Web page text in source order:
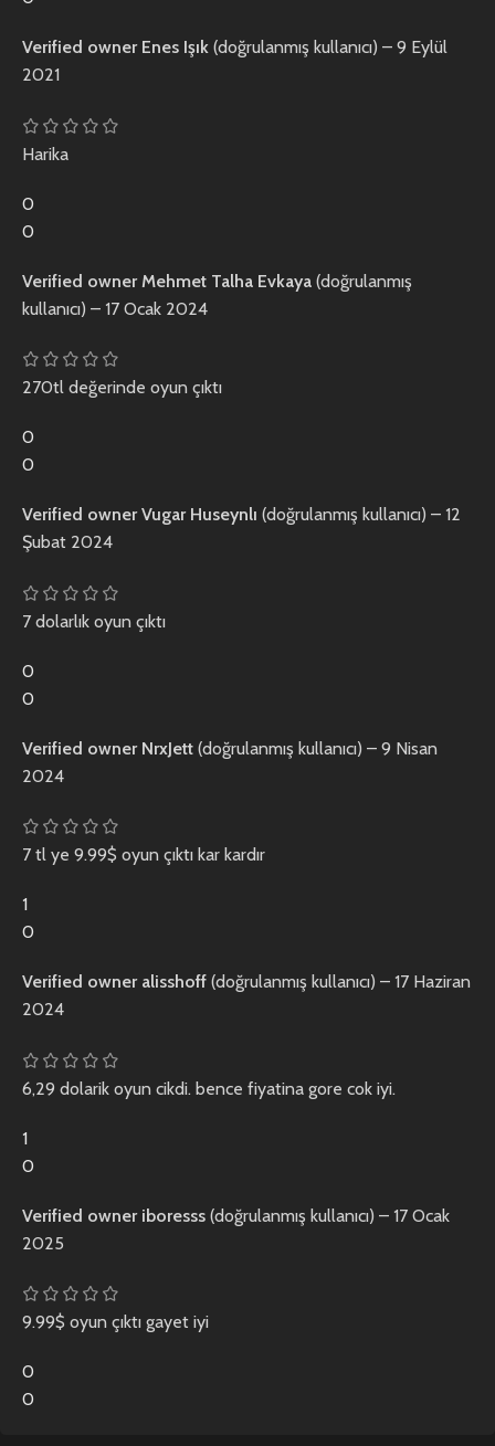
Verified owner Enes Işık (doğrulanmış kullanıcı) – 9 Eylül
2021
Harika
0
0
Verified owner Mehmet Talha Evkaya (doğrulanmış
kullanıcı) – 17 Ocak 2024
270tl değerinde oyun çıktı
0
0
Verified ownerVugar Huseynlı (doğrulanmış kullanıcı) – 12
Şubat 2024
7 dolarlık oyun çıktı
0
0
Verified owner NrxJett (doğrulanmış kullanıcı) – 9 Nisan
2024
7 tl ye 9.99$ oyun çıktı kar kardır
1
0
Verified owner alisshoff (doğrulanmış kullanıcı) – 17 Haziran
2024
6,29 dolarik oyun cikdi. bence fiyatina gore cok iyi.
1
0
Verified owner iboresss (doğrulanmış kullanıcı) – 17 Ocak
2025
9.99$ oyun çıktı gayet iyi
0
0